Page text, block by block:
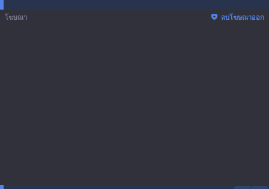
โฆษณา ลบโฆษณาออก